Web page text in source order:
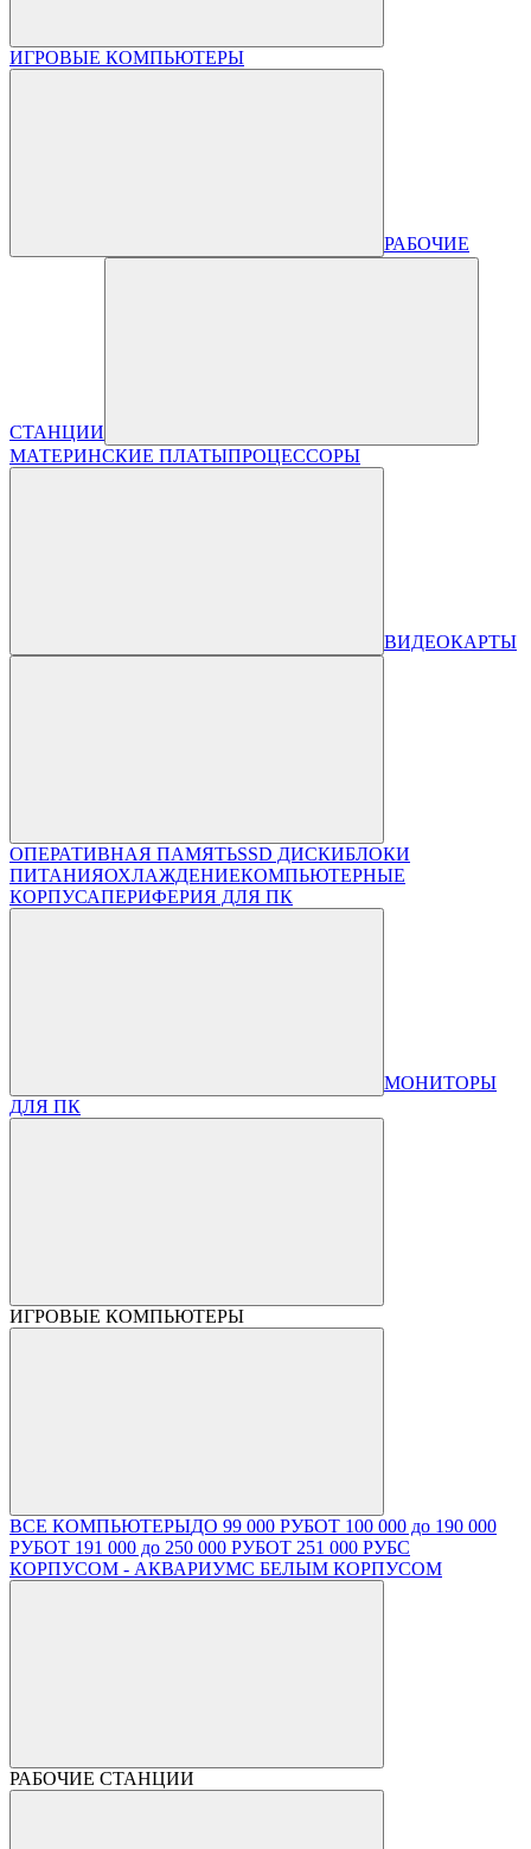
ИГРОВЫЕ КОМПЬЮТЕРЫ
РАБОЧИЕ
СТАНЦИИ
МАТЕРИНСКИЕ ПЛАТЫПРОЦЕССОРЫ
ВИДЕОКАРТЫ
ОПЕРАТИВНАЯ ПАМЯТЬSSD ДИСКИБЛОКИ
ПИТАНИЯОХЛАЖДЕНИЕКОМПЬЮТЕРНЫЕ
КОРПУСАПЕРИФЕРИЯ ДЛЯ ПК
МОНИТОРЫ
ДЛЯ ПК
ИГРОВЫЕ КОМПЬЮТЕРЫ
ВСЕ КОМПЬЮТЕРЫДО 99 000 РУБОТ 100 000 до 190 000
РУБОТ 191 000 до 250 000 РУБОТ 251 000 РУБС
КОРПУСОМ - АКВАРИУМС БЕЛЫМ КОРПУСОМ
РАБОЧИЕ СТАНЦИИ